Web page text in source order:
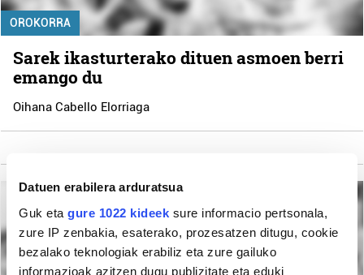
Datuen erabilera arduratsua
Guk eta gure 1022 kideek sure informacio pertsonala,
zure IP zenbakia, esaterako, prozesatzen ditugu, cookie
bezalako teknologiak erabiliz eta zure gailuko
informazioak azitzen dugu publizitate eta eduki
OROKORRA
Sarek ikasturterako dituen asmoen berri
emango du
Oihana Cabello Elorriaga